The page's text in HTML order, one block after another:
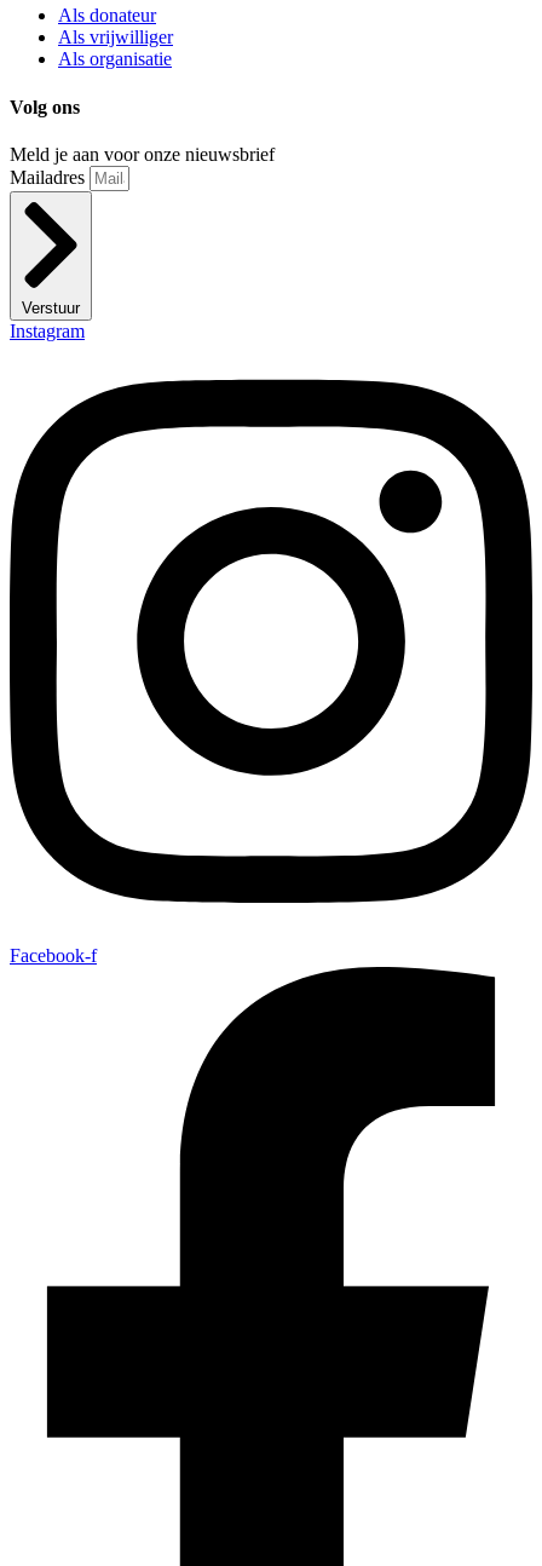
Als donateur
Als vrijwilliger
Als organisatie
Volg ons
Meld je aan voor onze nieuwsbrief
Mailadres
Verstuur
Instagram
Facebook-f